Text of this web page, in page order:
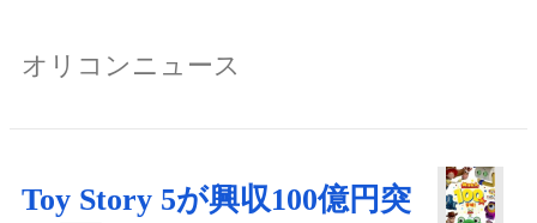
オリコンニュース
Toy Story 5が興収100億円突